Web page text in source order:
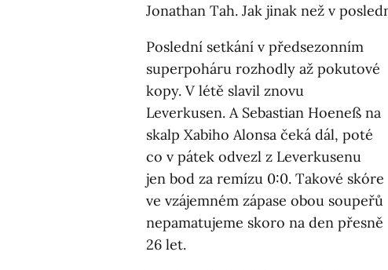
Jonathan Tah. Jak jinak než v
Poslední setkání v předsezonním
superpoháru rozhodly až pokutové
kopy. V létě slavil znovu
Leverkusen. A Sebastian Hoeneß na
skalp Xabiho Alonsa čeká dál, poté
co v pátek odvezl z Leverkusenu
jen bod za remízu 0:0. Takové skóre
ve vzájemném zápase obou soupeřů
nepamatujeme skoro na den přesně
26 let.